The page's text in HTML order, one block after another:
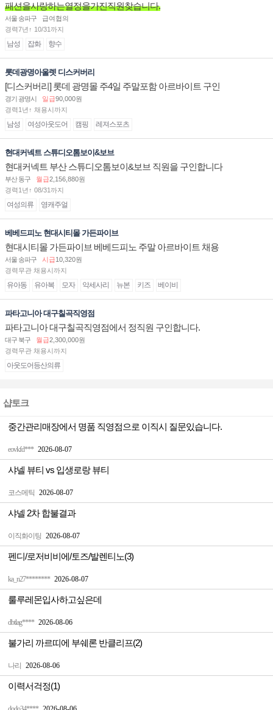
패션을사랑하는열정을가진직원찾습니다.
서울 송파구
급여협의
경력7년↑ 10/31까지
남성 잡화 향수
롯데광명아울렛 디스커버리
[디스커버리] 롯데 광명몰 주4일 주말포함 아르바이트 구인
경기 광명시 일급90,000원
경력1년↑ 채용시까지
남성 여성아웃도어 캠핑 레져스포츠
현대커넥트 스튜디오톰보이&보브
현대커넥트 부산 스튜디오톰보이&보브 직원을 구인합니다
부산 동구 월급2,156,880원
경력1년↑ 08/31까지
여성의류 영캐주얼
베베드피노 현대시티몰 가든파이브
현대시티몰 가든파이브 베베드피노 주말 아르바이트 채용
서울 송파구 시급10,320원
경력무관 채용시까지
유아동 유아복 모자 악세사리 뉴본 키즈 베이비
파타고니아 대구칠곡직영점
파타고니아 대구칠곡직영점에서 정직원 구인합니다.
대구 북구 월급2,300,000원
경력무관 채용시까지
아웃도어등산의류
샵토크
eovkfd*** 2026-08-07
중간관리매장에서 명품 직영점으로 이직시 질문있습니다.
코스메틱 2026-08-07
샤넬 뷰티 vs 입생로랑 뷰티
이직화이팅 2026-08-07
샤넬 2차 합불결과
ka_n27******** 2026-08-07
펜디/로저비비에/토즈/발렌티노(3)
dbtlag**** 2026-08-06
룰루레몬입사하고싶은데
나리 2026-08-06
불가리 까르띠에 부쉐론 반클리프(2)
이력서걱정(1)